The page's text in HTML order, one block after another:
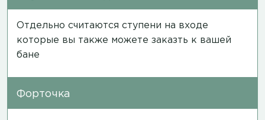
Отдельно считаются ступени на входе
которые вы также можете заказть к вашей
бане
Форточка